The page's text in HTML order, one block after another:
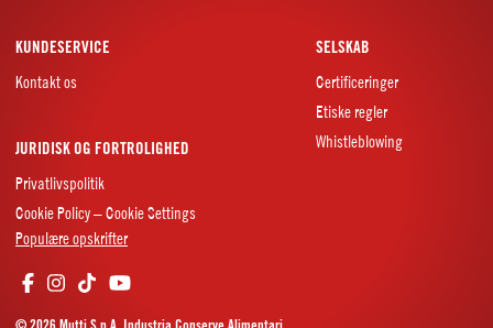
KUNDESERVICE
Kontakt os
SELSKAB
Certificeringer
Etiske regler
Whistleblowing
JURIDISK OG FORTROLIGHED
Privatlivspolitik
Cookie Policy – Cookie Settings
Populære opskrifter